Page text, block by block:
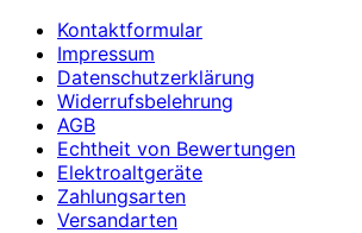
Kontaktformular
Impressum
Datenschutzerklärung
Widerrufsbelehrung
AGB
Echtheit von Bewertungen
Elektroaltgeräte
Zahlungsarten
Versandarten